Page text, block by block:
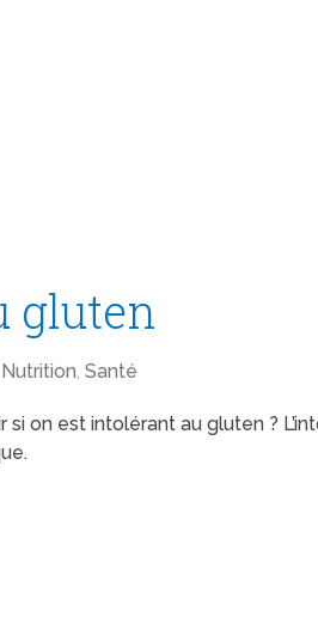
gluten
, Santé
si on est intolérant au gluten ?